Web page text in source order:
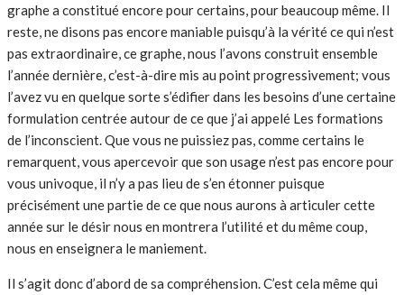
graphe a constitué encore pour certains, pour beaucoup même. Il
reste, ne disons pas encore maniable puisqu’à la vérité ce qui n’est
pas extraordinaire, ce graphe, nous l’avons construit ensemble
l’année dernière, c’est-à-dire mis au point progressivement; vous
l’avez vu en quelque sorte s’édifier dans les besoins d’une certaine
formulation centrée autour de ce que j’ai appelé Les formations
de l’inconscient. Que vous ne puissiez pas, comme certains le
remarquent, vous apercevoir que son usage n’est pas encore pour
vous univoque, il n’y a pas lieu de s’en étonner puisque
précisément une partie de ce que nous aurons à articuler cette
année sur le désir nous en montrera l’utilité et du même coup,
nous en enseignera le maniement.
Il s’agit donc d’abord de sa compréhension. C’est cela même qui